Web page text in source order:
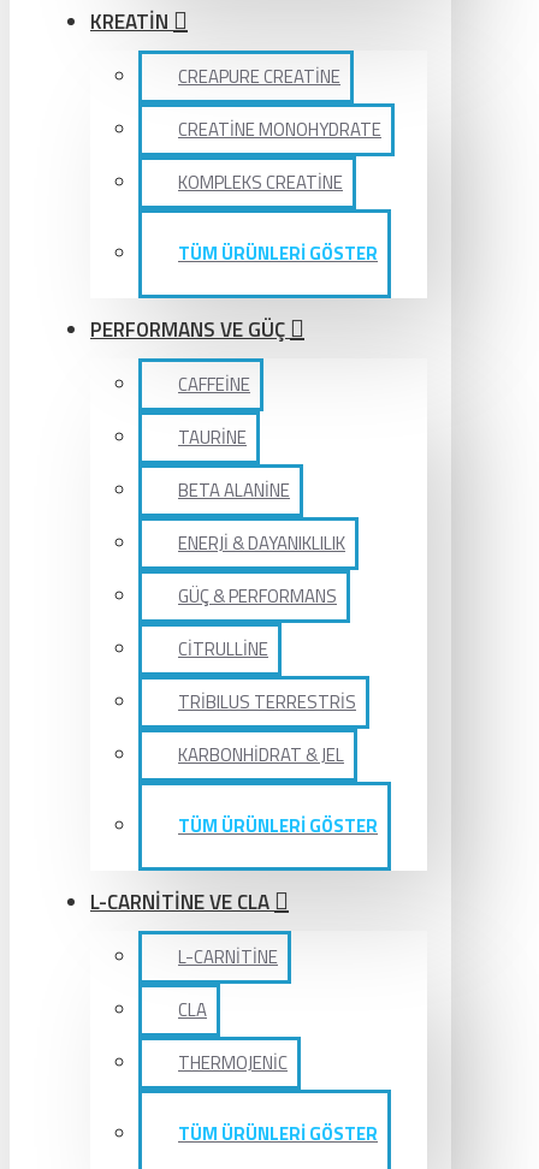
KREATİN
CREAPURE CREATİNE
CREATİNE MONOHYDRATE
KOMPLEKS CREATİNE
TÜM ÜRÜNLERİ GÖSTER
PERFORMANS VE GÜÇ
CAFFEİNE
TAURİNE
BETA ALANİNE
ENERJİ & DAYANIKLILIK
GÜÇ & PERFORMANS
CİTRULLİNE
TRİBILUS TERRESTRİS
KARBONHİDRAT & JEL
TÜM ÜRÜNLERİ GÖSTER
L-CARNİTİNE VE CLA
L-CARNİTİNE
CLA
THERMOJENİC
TÜM ÜRÜNLERİ GÖSTER